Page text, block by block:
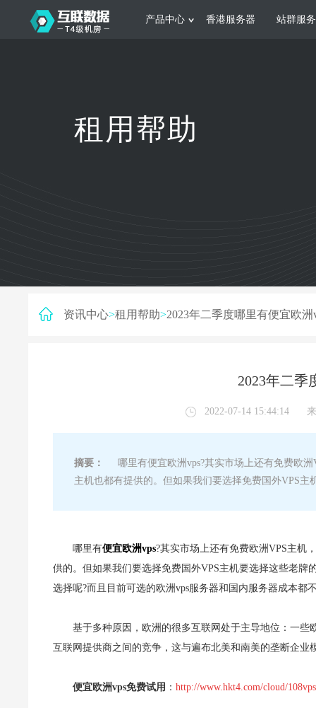
产品中心
日本服务器 新加坡服务器
香港服务器 站群服
根据不同规模的网站提供可定制化的架
构和 一站式协助租用帮助
资讯中心>租用帮助>2023年二季度哪里有便宜欧洲
2023年二季
2022-07-14 15:44:14
摘要：
哪里有便宜欧洲vps?其实市场上还有免费欧洲
主机也都有提供的。但如果我们要选择免费国外VPS
哪里有便宜欧洲vps?其实市场上还有免费欧洲VPS主机
供的。但如果我们要选择免费国外VPS主机要选择这些老
选择呢?而且目前可选的欧洲vps服务器和国内服务器成本都
基于多种原因，欧洲的很多互联网处于主导地位：一
互联网提供商之间的竞争，这与遍布北美和南美的垄断企业
便宜欧洲vps免费试用 ： http://www.hkt4.com/cloud/